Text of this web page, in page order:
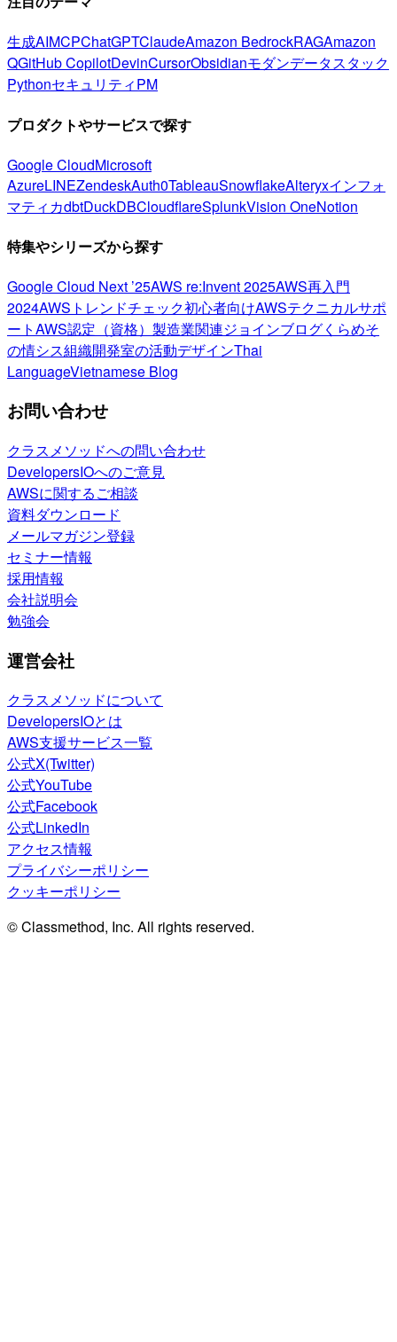
生成AIMCPChatGPTClaudeAmazon BedrockRAGAmazon
QGitHub CopilotDevinCursorObsidianモダンデータスタック
PythonセキュリティPM
プロダクトやサービスで探す
Google CloudMicrosoft
AzureLINEZendeskAuth0TableauSnowflakeAlteryxインフォ
マティカdbtDuckDBCloudflareSplunkVision OneNotion
特集やシリーズから探す
Google Cloud Next ’25AWS re:Invent 2025AWS再入門
2024AWSトレンドチェック初心者向けAWSテクニカルサポ
ートAWS認定（資格） 製造業関連ジョインブログくらめそ
の情シス組織開発室の活動デザインThai
LanguageVietnamese Blog
お問い合わせ
クラスメソッドへの問い合わせ
DevelopersIOへのご意見
AWSに関するご相談
資料ダウンロード
メールマガジン登録
セミナー情報
採用情報
会社説明会
勉強会
運営会社
クラスメソッドについて
DevelopersIOとは
AWS支援サービス一覧
公式X(Twitter)
公式YouTube
公式Facebook
公式LinkedIn
アクセス情報
プライバシーポリシー
クッキーポリシー
© Classmethod, Inc. All rights reserved.